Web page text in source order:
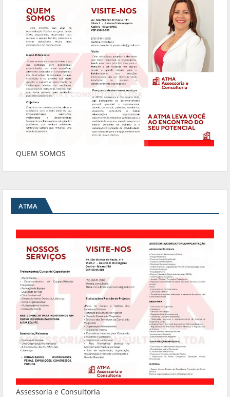
QUEM SOMOS
ATMA
Assessoria e Consultoria